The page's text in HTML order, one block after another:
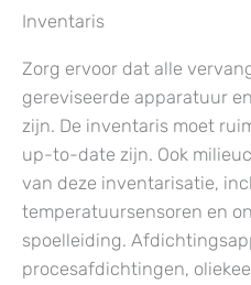
Inventaris
Zorg ervoor dat alle
gereviseerde apparatuur
zijn. De inventaris moet
up-to-date zijn. Ook
van deze inventarisatie,
temperatuursensoren en
spoelleiding.
procesafdichtingen,